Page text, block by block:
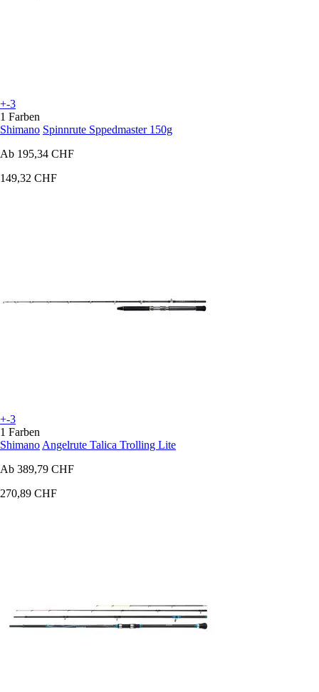
+-3
1 Farben
Shimano Spinnrute Sppedmaster 150g
Ab 195,34 CHF
149,32 CHF
+-3
1 Farben
Shimano Angelrute Talica Trolling Lite
Ab 389,79 CHF
270,89 CHF